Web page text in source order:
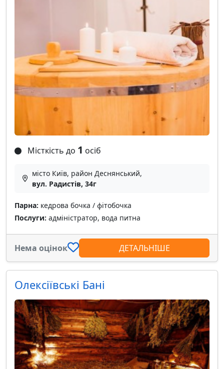
Місткість до 1 осіб
місто Київ, район Деснянський,
вул. Радистів, 34г
Парна: кедрова бочка / фітобочка
Послуги: адміністратор, вода питна
Нема оцінок ДЕТАЛЬНІШЕ
Олексіївські Бані